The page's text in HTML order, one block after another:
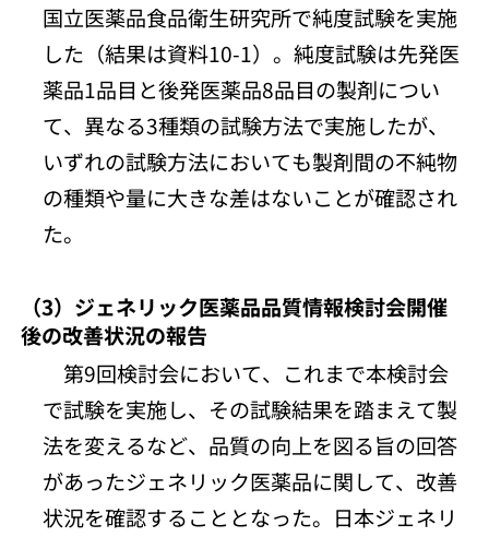
国立医薬品食品衛生研究所で純度試験を実施
した（結果は資料10-1）。純度試験は先発医
薬品1品目と後発医薬品8品目の製剤につい
て、異なる3種類の試験方法で実施したが、
いずれの試験方法においても製剤間の不純物
の種類や量に大きな差はないことが確認され
た。
（3）ジェネリック医薬品品質情報検討会開催
後の改善状況の報告
第9回検討会において、これまで本検討会
で試験を実施し、その試験結果を踏まえて製
法を変えるなど、品質の向上を図る旨の回答
があったジェネリック医薬品に関して、改善
状況を確認することとなった。日本ジェネリ